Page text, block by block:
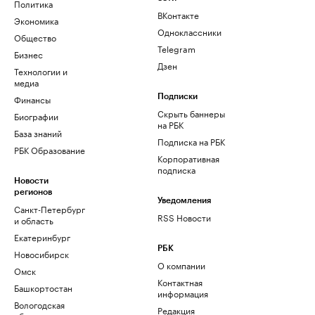
Политика
Экономика
Общество
Бизнес
Технологии и
медиа
Финансы
Биографии
База знаний
РБК Образование
Новости
регионов
Санкт-Петербург
и область
Екатеринбург
Новосибирск
Омск
Башкортостан
Вологодская
ВКонтакте
Одноклассники
Telegram
Дзен
Подписки
Скрыть баннеры
на РБК
Подписка на РБК
Корпоративная
подписка
Уведомления
RSS Новости
РБК
О компании
Контактная
информация
Редакция